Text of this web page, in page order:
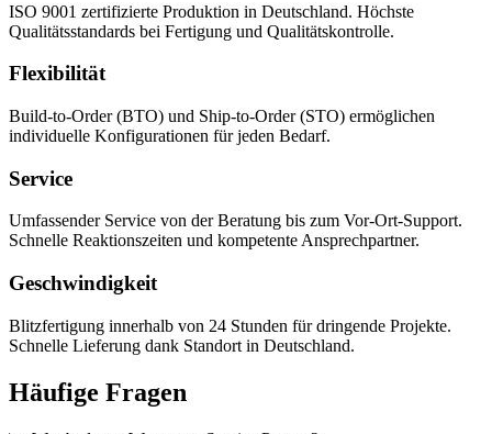
ISO 9001 zertifizierte Produktion in Deutschland. Höchste
Qualitätsstandards bei Fertigung und Qualitätskontrolle.
Flexibilität
Build-to-Order (BTO) und Ship-to-Order (STO) ermöglichen
individuelle Konfigurationen für jeden Bedarf.
Service
Umfassender Service von der Beratung bis zum Vor-Ort-Support.
Schnelle Reaktionszeiten und kompetente Ansprechpartner.
Geschwindigkeit
Blitzfertigung innerhalb von 24 Stunden für dringende Projekte.
Schnelle Lieferung dank Standort in Deutschland.
Häufige Fragen